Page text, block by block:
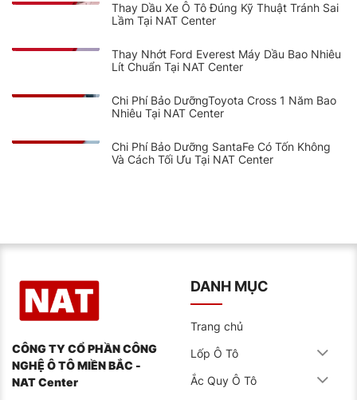
Thay Dầu Xe Ô Tô Đúng Kỹ Thuật Tránh Sai
Lầm Tại NAT Center
Thay Nhớt Ford Everest Máy Dầu Bao Nhiêu
Lít Chuẩn Tại NAT Center
Chi Phí Bảo DưỡngToyota Cross 1 Năm Bao
Nhiêu Tại NAT Center
Chi Phí Bảo Dưỡng SantaFe Có Tốn Không
Và Cách Tối Ưu Tại NAT Center
CÔNG TY CỔ PHẦN CÔNG
NGHỆ Ô TÔ MIỀN BẮC -
NAT Center
DANH MỤC
Trang chủ
Lốp Ô Tô
Ắc Quy Ô Tô